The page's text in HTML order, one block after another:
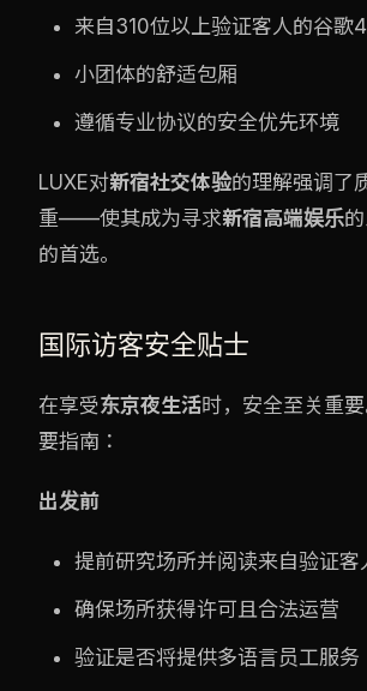
来自310位以上验证客人的谷歌
小团体的舒适包厢
遵循专业协议的安全优先环境
LUXE对新宿社交体验的理解强调了
重——使其成为寻求新宿高端娱乐
的首选。
国际访客安全贴士
在享受东京夜生活时，安全至关重
要指南：
出发前
提前研究场所并阅读来自验证客
确保场所获得许可且合法运营
验证是否将提供多语言员工服务